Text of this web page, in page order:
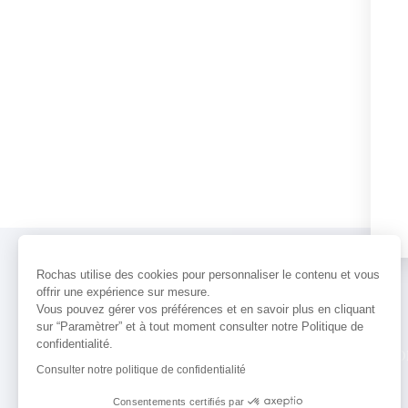
Rochas utilise des cookies pour personnaliser le contenu et vous
offrir une expérience sur mesure.
Vous pouvez gérer vos préférences et en savoir plus en cliquant
sur “Paramètrer” et à tout moment consulter notre Politique de
confidentialité.
Consulter notre politique de confidentialité
Consentements certifiés par